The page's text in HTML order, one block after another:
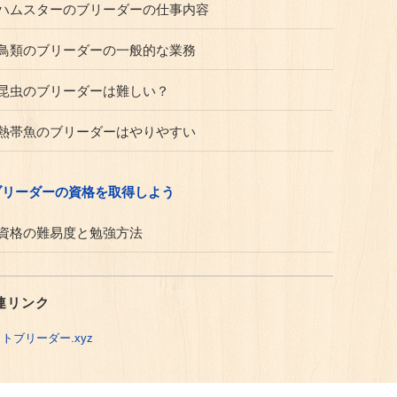
ムスターのブリーダーの仕事内容
類のブリーダーの一般的な業務
虫のブリーダーは難しい？
帯魚のブリーダーはやりやすい
ーダーの資格を取得しよう
格の難易度と勉強方法
リンク
ブリーダー.xyz